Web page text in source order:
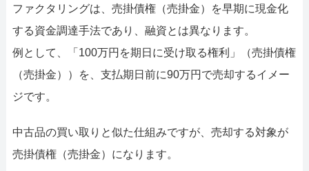
ファクタリングは、売掛債権（売掛金）を早期に現金化
する資金調達手法であり、融資とは異なります。
例として、「100万円を期日に受け取る権利」（売掛債権
（売掛金））を、支払期日前に90万円で売却するイメー
ジです。
中古品の買い取りと似た仕組みですが、売却する対象が
売掛債権（売掛金）になります。